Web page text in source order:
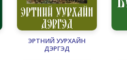
ЭРТНИЙ УУРХАЙН
ДЭРГЭД